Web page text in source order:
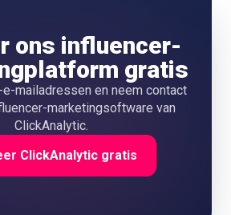
ons influencer-
gratis
mailadressen en neem contact
marketingsoftware van
ClickAnalytic.
ClickAnalytic gratis